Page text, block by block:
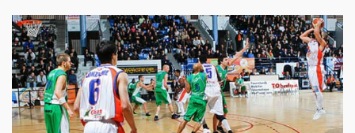
Plus d'information sur l'évènement : Basket masculin : Angers/